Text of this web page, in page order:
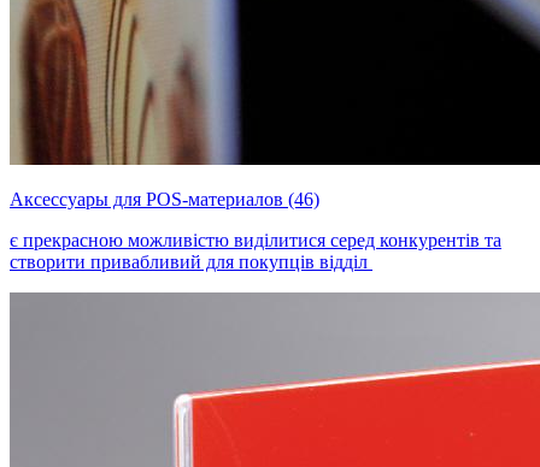
Аксессуары для POS-материалов (46)
є прекрасною можливістю виділитися серед конкурентів та
створити привабливий для покупців відділ